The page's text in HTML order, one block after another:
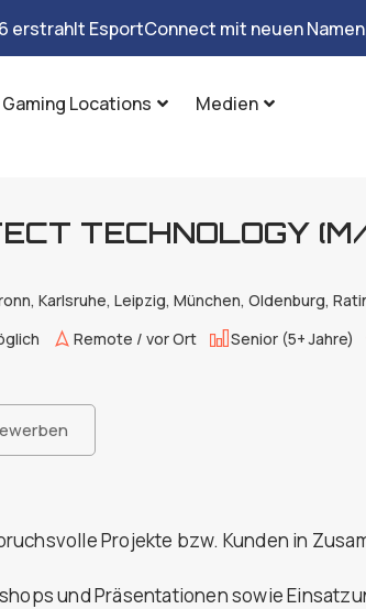
erstrahlt EsportConnect mit neuen
Gaming Locations Medien
TECH­NO­LO­GY
Karlsruhe, Leipzig, München, Oldenburg,
Remote / vor Ort Senior (5+ Jahre)
Projekte bzw. Kunden in
und Präsentationen sowie